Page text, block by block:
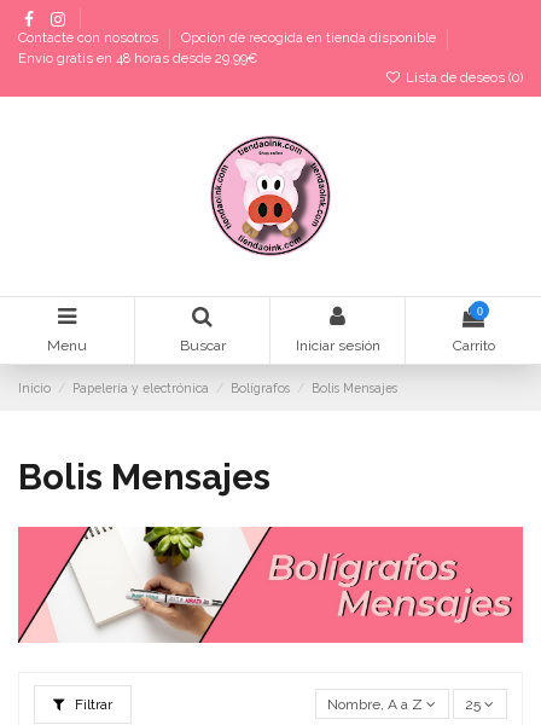
Contacte con nosotros
Opción de recogida en tienda disponible
Envío gratis en 48 horas desde 29,99€
Lista de deseos (0)
Menu Buscar Iniciar sesión
0
Carrito
Inicio Papelería y electrónica Bolígrafos Bolis Mensajes
Bolis Mensajes
Filtrar Nombre, A a Z 25